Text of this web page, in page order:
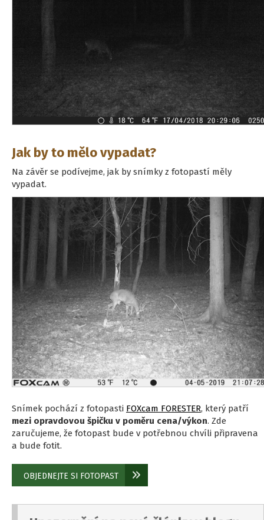
Jak by to mělo vypadat?
Na závěr se podívejme, jak by snímky z fotopastí měly
vypadat.
Snímek pochází z fotopasti FOXcam FORESTER, který patří
mezi opravdovou špičku v poměru cena/výkon. Zde
zaručujeme, že fotopast bude v potřebnou chvíli připravena
a bude fotit.
OBJEDNEJTE SI FOTOPAST